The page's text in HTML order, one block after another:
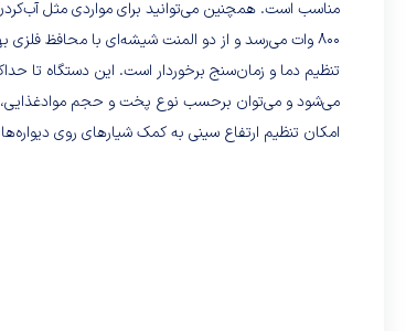
مناسب است. همچنین می‌توانید برای مواردی مثل
800 وات می‌رسد و از دو المنت شیشه‌ای با محافظ
می‌شود و می‌توان برحسب نوع پخت و حجم موادغذایی،
امکان تنظیم ارتفاع سینی به کمک شیارهای روی